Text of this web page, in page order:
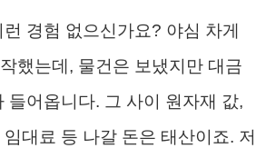
경험 없으신가요? 야심 차게
했는데, 물건은 보냈지만 대금
들어옵니다. 그 사이 원자재 값,
대료 등 나갈 돈은 태산이죠. 저